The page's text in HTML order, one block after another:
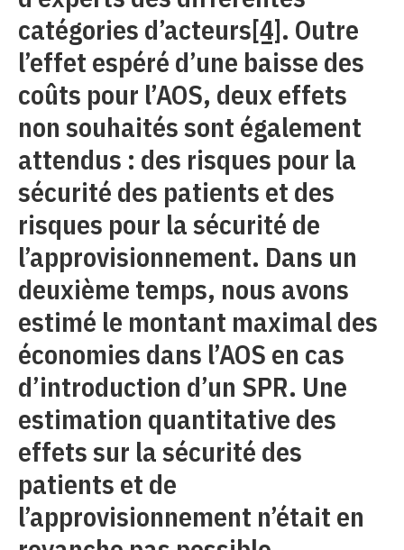
catégories d’acteurs[4]. Outre
l’effet espéré d’une baisse des
coûts pour l’AOS, deux effets
non souhaités sont également
attendus : des risques pour la
sécurité des patients et des
risques pour la sécurité de
l’approvisionnement. Dans un
deuxième temps, nous avons
estimé le montant maximal des
économies dans l’AOS en cas
d’introduction d’un SPR. Une
estimation quantitative des
effets sur la sécurité des
patients et de
l’approvisionnement n’était en